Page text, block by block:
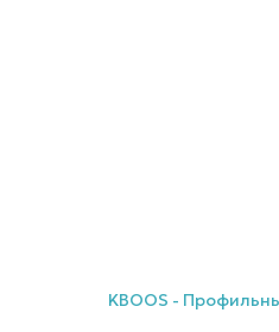
KBOOS -